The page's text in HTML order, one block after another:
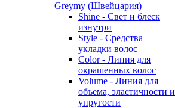
Greymy (Швейцария)
Shine - Свет и блеск
изнутри
Style - Средства
укладки волос
Color - Линия для
окрашенных волос
Volume - Линия для
объема, эластичности и
упругости